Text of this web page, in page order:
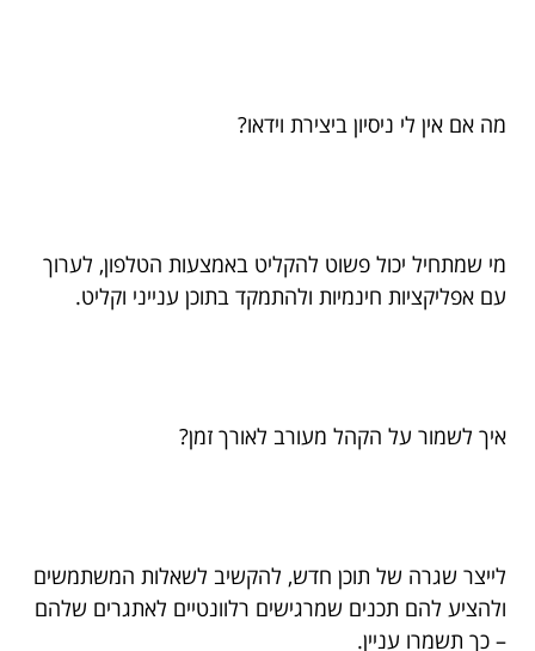
מה אם אין לי ניסיון ביצירת וידאו?
מי שמתחיל יכול פשוט להקליט באמצעות הטלפון, לערוך
עם אפליקציות חינמיות ולהתמקד בתוכן ענייני וקליט.
איך לשמור על הקהל מעורב לאורך זמן?
לייצר שגרה של תוכן חדש, להקשיב לשאלות המשתמשים
ולהציע להם תכנים שמרגישים רלוונטיים לאתגרים שלהם
– כך תשמרו עניין.